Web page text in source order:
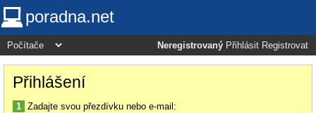
poradna.net
Neregistrovaný Přihlásit Registrovat
Přihlášení
1 Zadajte svou přezdívku nebo e-mail: